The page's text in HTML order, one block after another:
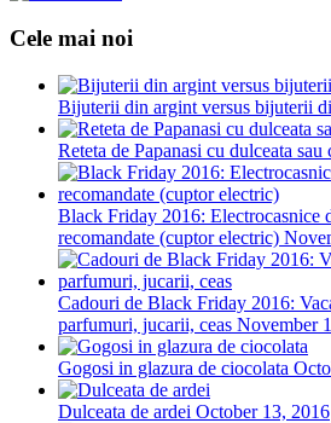
Cele mai noi
Bijuterii din argint versus bijuterii
Reteta de Papanasi cu dulceata sau
Black Friday 2016: Electrocasnice
recomandate (cuptor electric)
Cadouri de Black Friday 2016:
parfumuri, jucarii, ceas November
Gogosi in glazura de ciocolata
Dulceata de ardei October 13, 2016